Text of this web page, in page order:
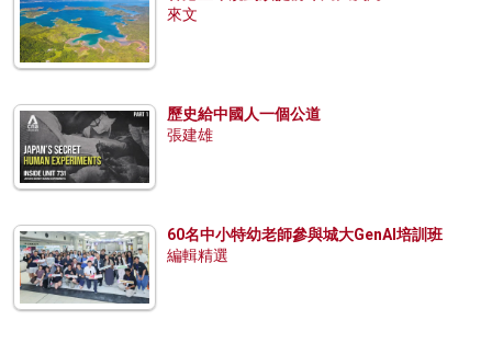
來文
歷史給中國人一個公道
張建雄
60名中小特幼老師參與城大GenAI培訓班
編輯精選